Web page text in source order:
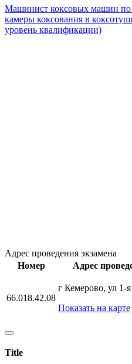
Машинист коксовых машин по
камеры коксования в
уровень квалификации)
Адрес проведения экзамена
Номер
Адрес
66.018.42.08
г Кемерово, ул 1-
Показать на карте
Title